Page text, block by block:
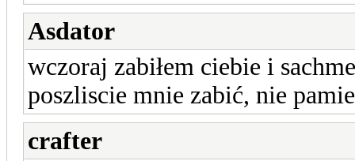
Asdator
wczoraj zabiłem ciebie i
poszliscie mnie zabić, nie
crafter